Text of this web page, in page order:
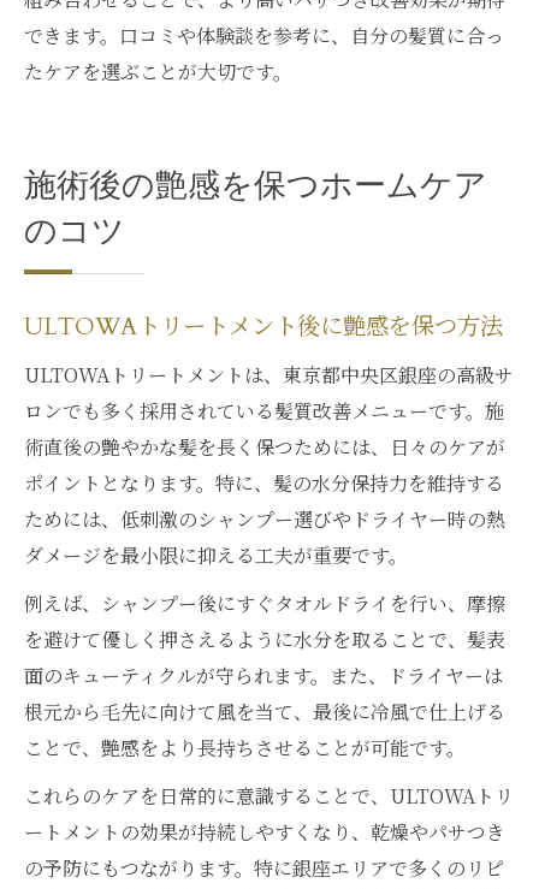
できます。口コミや体験談を参考に、自分の髪質に合っ
たケアを選ぶことが大切です。
施術後の艶感を保つホームケア
のコツ
ULTOWAトリートメント後に艶感を保つ方法
ULTOWAトリートメントは、東京都中央区銀座の高級サ
ロンでも多く採用されている髪質改善メニューです。施
術直後の艶やかな髪を長く保つためには、日々のケアが
ポイントとなります。特に、髪の水分保持力を維持する
ためには、低刺激のシャンプー選びやドライヤー時の熱
ダメージを最小限に抑える工夫が重要です。
例えば、シャンプー後にすぐタオルドライを行い、摩擦
を避けて優しく押さえるように水分を取ることで、髪表
面のキューティクルが守られます。また、ドライヤーは
根元から毛先に向けて風を当て、最後に冷風で仕上げる
ことで、艶感をより長持ちさせることが可能です。
これらのケアを日常的に意識することで、ULTOWAトリ
ートメントの効果が持続しやすくなり、乾燥やパサつき
の予防にもつながります。特に銀座エリアで多くのリピ